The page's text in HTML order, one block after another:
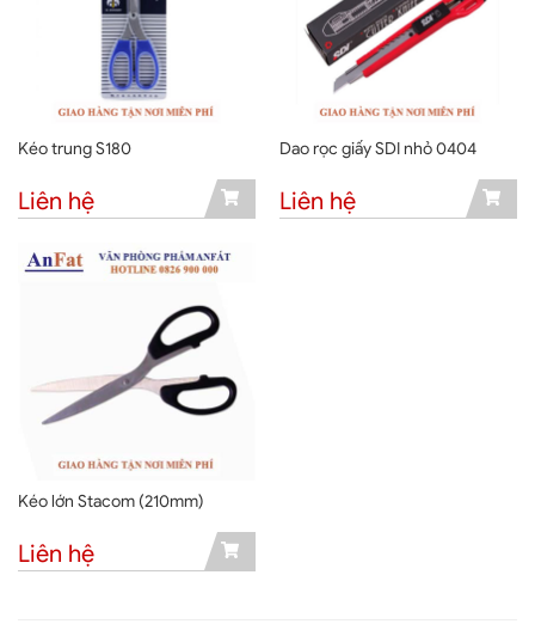
Kéo trung S180
Liên hệ
Dao rọc giấy SDI nhỏ 0404
Liên hệ
Kéo lớn Stacom (210mm)
Liên hệ